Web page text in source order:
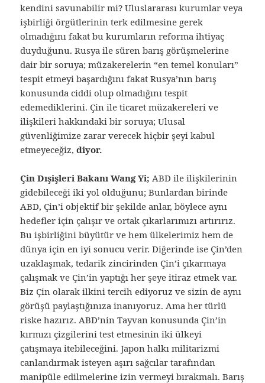
kendini savunabilir mi? Uluslararası kurumlar veya
işbirliği örgütlerinin terk edilmesine gerek
olmadığını fakat bu kurumların reforma ihtiyaç
duyduğunu. Rusya ile süren barış görüşmelerine
dair bir soruya; müzakerelerin “en temel konuları”
tespit etmeyi başardığını fakat Rusya’nın barış
konusunda ciddi olup olmadığını tespit
edemediklerini. Çin ile ticaret müzakereleri ve
ilişkileri hakkındaki bir soruya; Ulusal
güvenliğimize zarar verecek hiçbir şeyi kabul
etmeyeceğiz,diyor.
Çin Dışişleri Bakanı Wang Yi; ABD ile ilişkilerinin
gidebileceği iki yol olduğunu; Bunlardan birinde
ABD, Çin’i objektif bir şekilde anlar, böylece aynı
hedefler için çalışır ve ortak çıkarlarımızı artırırız.
Bu işbirliğini büyütür ve hem ülkelerimiz hem de
dünya için en iyi sonucu verir. Diğerinde ise Çin’den
uzaklaşmak, tedarik zincirinden Çin’i çıkarmaya
çalışmak ve Çin’in yaptığı her şeye itiraz etmek var.
Biz Çin olarak ilkini tercih ediyoruz ve sizin de aynı
görüşü paylaştığınıza inanıyoruz. Ama her türlü
riske hazırız. ABD’nin Tayvan konusunda Çin’in
kırmızı çizgilerini test etmesinin iki ülkeyi
çatışmaya itebileceğini. Japon halkı militarizmi
canlandırmak isteyen aşırı sağcılar tarafından
manipüle edilmelerine izin vermeyi bırakmalı. Barış